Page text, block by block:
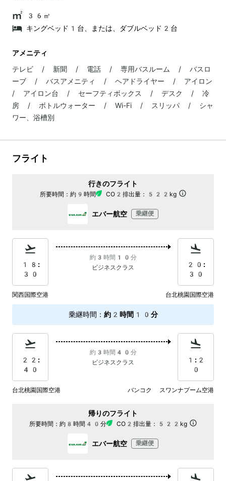
36㎡
キングベッド1台、または、ダブルベッド2台
アメニティ
テレビ / 新聞 / 電話 / 専用バスルーム / バスロ
ーブ / バスアメニティ / ヘアドライヤー / アイロン
/ アイロン台 / セーフティボックス / デスク / 冷
房 / ボトルウォーター / Wi-Fi / スリッパ / シャ
ワー、浴槽別
フライト
行きのフライト
所要時間： 約9時間 CO2排出量： 522kg
エバー航空 乗継便
18:
30
約3時間10分
ビジネスクラス
20:
30
関西国際空港 台北桃園国際空港
乗継時間 ： 約2時間10分
22:
40
約3時間40分
ビジネスクラス
1:2
0
台北桃園国際空港 バンコク スワンナプーム空港
帰りのフライト
所要時間： 約8時間40分 CO2排出量： 522kg
エバー航空 乗継便